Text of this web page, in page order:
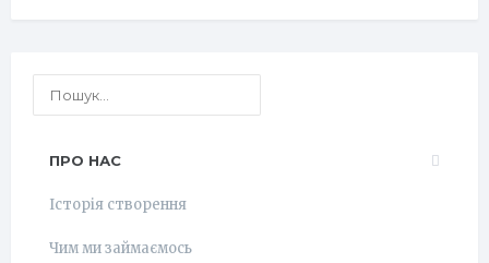
ПРО НАС
Історія створення
Чим ми займаємось